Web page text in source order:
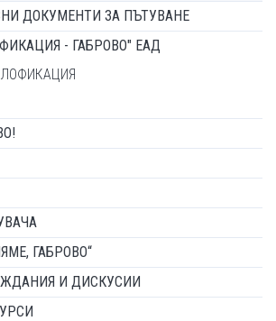
ДОКУМЕНТИ ЗА ПЪТУВАНЕ
- ГАБРОВО" ЕАД
ГАБРОВО“
И ДИСКУСИИ